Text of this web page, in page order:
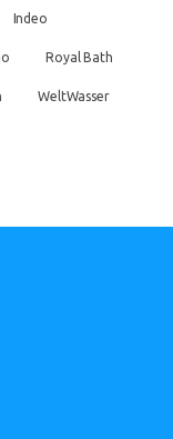
Indeo
Royal Bath
WeltWasser